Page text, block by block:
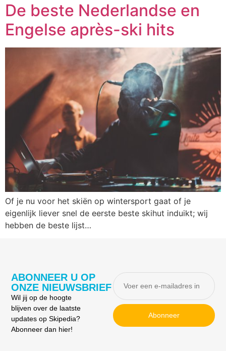
De beste Nederlandse en
Engelse après-ski hits
Of je nu voor het skiën op wintersport gaat of je
eigenlijk liever snel de eerste beste skihut induikt; wij
hebben de beste lijst…
ABONNEER U OP
ONZE NIEUWSBRIEF
Wil jij op de hoogte
blijven over de laatste
updates op Skipedia?
Abonneer dan hier!
Abonneer